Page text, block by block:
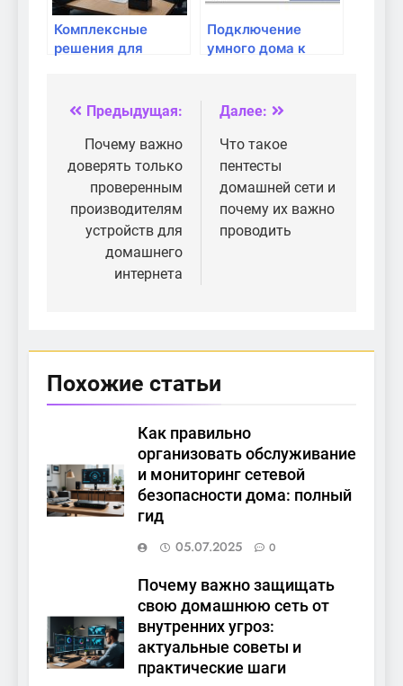
Комплексные
решения для
Подключение
умного дома к
Навигация
по
записям
Предыдущая:
Почему важно
доверять только
проверенным
производителям
устройств для
домашнего
интернета
Далее:
Что такое
пентесты
домашней сети и
почему их важно
проводить
Похожие статьи
Как правильно
организовать обслуживание
и мониторинг сетевой
безопасности дома: полный
гид
05.07.2025
0
Почему важно защищать
свою домашнюю сеть от
внутренних угроз:
актуальные советы и
практические шаги